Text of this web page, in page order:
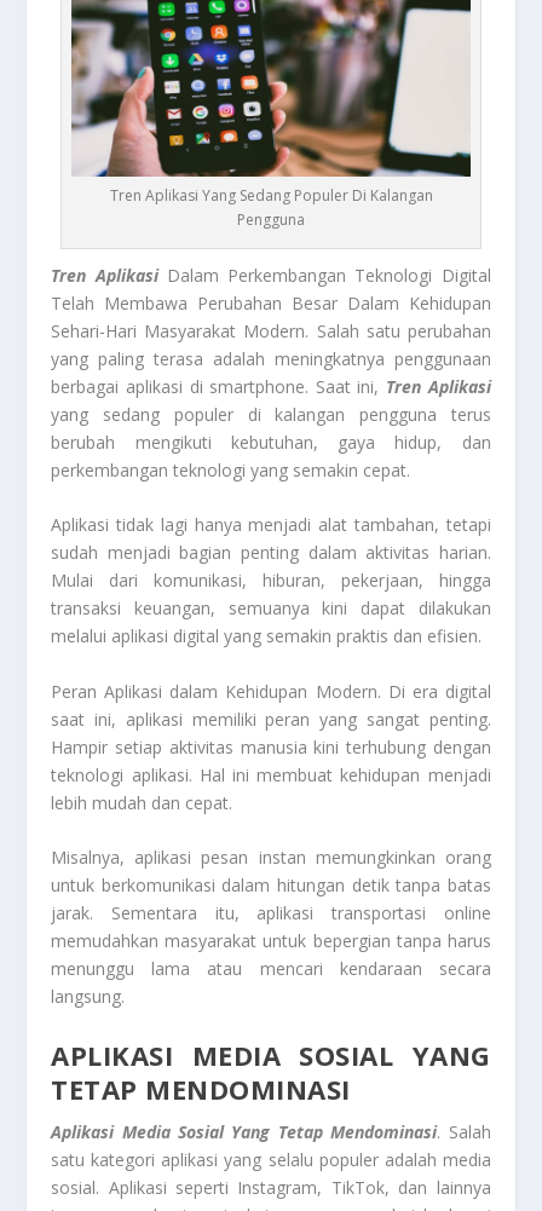
Tren Aplikasi Yang Sedang Populer Di Kalangan
Pengguna
Tren AplikasiDalam Perkembangan Teknologi Digital
Telah Membawa Perubahan Besar Dalam Kehidupan
Sehari-Hari Masyarakat Modern. Salah satu perubahan
yang paling terasa adalah meningkatnya penggunaan
berbagai aplikasi di smartphone. Saat ini, Tren Aplikasi
yang sedang populer di kalangan pengguna terus
berubah mengikuti kebutuhan, gaya hidup, dan
perkembangan teknologi yang semakin cepat.
Aplikasi tidak lagi hanya menjadi alat tambahan, tetapi
sudah menjadi bagian penting dalam aktivitas harian.
Mulai dari komunikasi, hiburan, pekerjaan, hingga
transaksi keuangan, semuanya kini dapat dilakukan
melalui aplikasi digital yang semakin praktis dan efisien.
Peran Aplikasi dalam Kehidupan Modern. Di era digital
saat ini, aplikasi memiliki peran yang sangat penting.
Hampir setiap aktivitas manusia kini terhubung dengan
teknologi aplikasi. Hal ini membuat kehidupan menjadi
lebih mudah dan cepat.
Misalnya, aplikasi pesan instan memungkinkan orang
untuk berkomunikasi dalam hitungan detik tanpa batas
jarak. Sementara itu, aplikasi transportasi online
memudahkan masyarakat untuk bepergian tanpa harus
menunggu lama atau mencari kendaraan secara
langsung.
APLIKASI MEDIA SOSIAL YANG
TETAP MENDOMINASI
Aplikasi Media Sosial Yang Tetap Mendominasi. Salah
satu kategori aplikasi yang selalu populer adalah media
sosial. Aplikasi seperti Instagram, TikTok, dan lainnya